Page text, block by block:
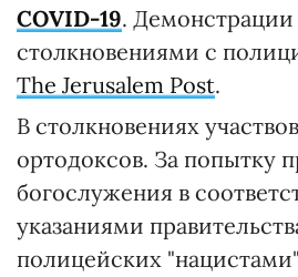
COVID-19. Демонстрации
столкновениями с
The Jerusalem Post.
В столкновениях
ортодоксов. За попытку
богослужения в
указаниями
полицейских